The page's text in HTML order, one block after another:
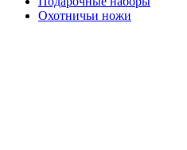
Охотничьи ножи